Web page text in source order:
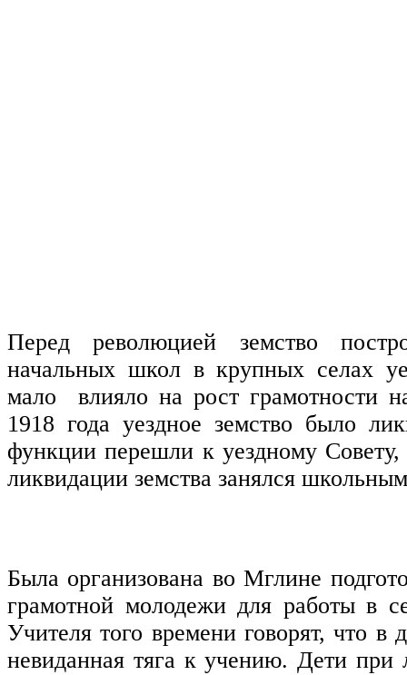
Перед революцией земство
начальных школ в крупных селах
мало влияло на рост грамотности
1918 года уездное земство было
функции перешли к уездному
ликвидации земства занялся
Была организована во Мглине
грамотной молодежи для работы в
Учителя того времени говорят, что в
невиданная тяга к учению. Дети при